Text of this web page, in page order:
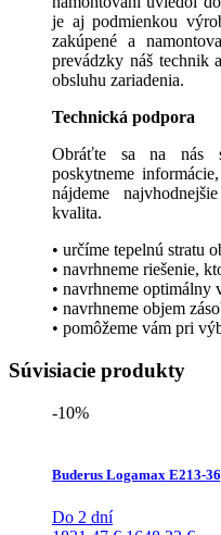
je aj podmienkou
zakúpené a
prevádzky náš technik
obsluhu zariadenia.
Technická podpora
Obráťte sa na nás
poskytneme
nájdeme
kvalita.
• určíme tepelnú stratu
• navrhneme riešenie,
• navrhneme optimálny
• navrhneme objem
• pomôžeme vám pri
Súvisiacie produkty
-10%
Buderus Logamax E213-
Do 2 dní